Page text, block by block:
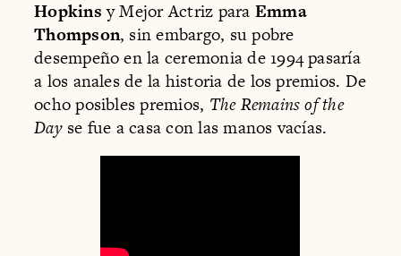
Hopkinsy Mejor Actriz para Emma
Thompson, sin embargo, su pobre
desempeño en la ceremonia de 1994 pasaría
a los anales de la historia de los premios. De
ocho posibles premios, The Remains of the
Dayse fue a casa con las manos vacías.